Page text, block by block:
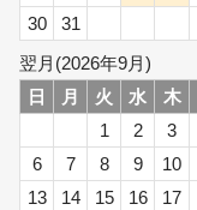
30
31
翌月(2026年9月)
日
月 火 水 木
1
2 3
6
7 8 9 10
13
14 15 16 17